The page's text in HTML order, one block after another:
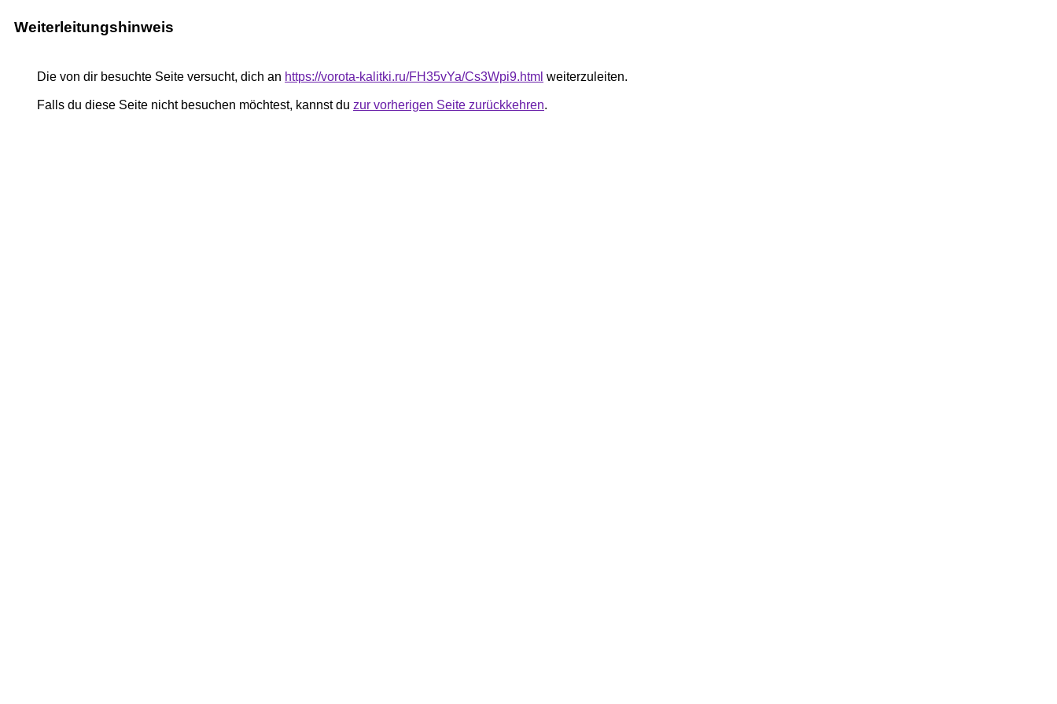
Weiterleitungshinweis
Die von dir besuchte Seite versucht, dich an https://vorota-kalitki.ru/FH35vYa/Cs3Wpi9.html weiterzuleiten.
Falls du diese Seite nicht besuchen möchtest, kannst du zur vorherigen Seite zurückkehren.